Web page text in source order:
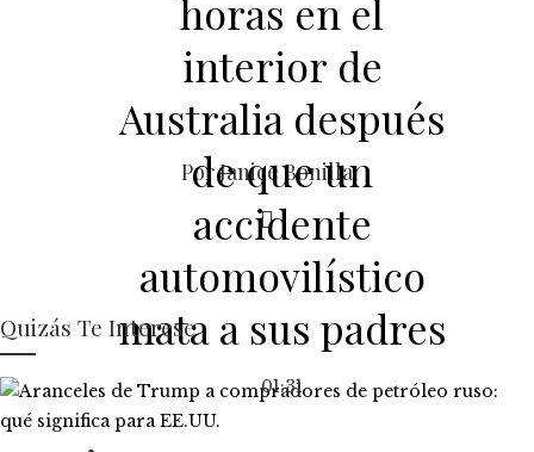
horas en el
interior de
Australia después
de que un
accidente
automovilístico
mata a sus padres
01:31
Por Janice Bonilla
Quizás Te Interese